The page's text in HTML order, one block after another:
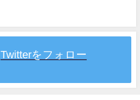
Twitterをフォロー